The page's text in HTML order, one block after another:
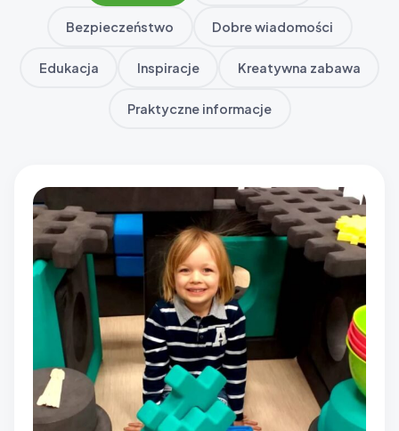
OPINIE EKSPERTÓW
Bezpieczeństwo Dobre wiadomości
Edukacja Inspiracje Kreatywna zabawa
Praktyczne informacje